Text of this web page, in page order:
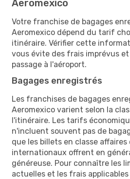
Aeromexico
Votre franchise de bagages
Aeromexico dépend du tarif
itinéraire. Vérifier cette
vous évite des frais imprévus
passage à l'aéroport.
Bagages enregistrés
Les franchises de bagages
Aeromexico varient selon la
l'itinéraire. Les tarifs
n'incluent souvent pas de
que les billets en classe
internationaux offrent en
généreuse. Pour connaître les
actuelles et les frais applicables